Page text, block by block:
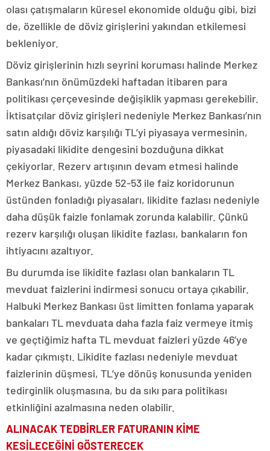
olası çatışmaların küresel ekonomide olduğu gibi, bizi
de, özellikle de döviz girişlerini yakından etkilemesi
bekleniyor.
Döviz girişlerinin hızlı seyrini koruması halinde Merkez
Bankası’nın önümüzdeki haftadan itibaren para
politikası çerçevesinde değişiklik yapması gerekebilir.
İktisatçılar döviz girişleri nedeniyle Merkez Bankası’nın
satın aldığı döviz karşılığı TL’yi piyasaya vermesinin,
piyasadaki likidite dengesini bozduğuna dikkat
çekiyorlar. Rezerv artışının devam etmesi halinde
Merkez Bankası, yüzde 52-53 ile faiz koridorunun
üstünden fonladığı piyasaları, likidite fazlası nedeniyle
daha düşük faizle fonlamak zorunda kalabilir. Çünkü
rezerv karşılığı oluşan likidite fazlası, bankaların fon
ihtiyacını azaltıyor.
Bu durumda ise likidite fazlası olan bankaların TL
mevduat faizlerini indirmesi sonucu ortaya çıkabilir.
Halbuki Merkez Bankası üst limitten fonlama yaparak
bankaları TL mevduata daha fazla faiz vermeye itmiş
ve geçtiğimiz hafta TL mevduat faizleri yüzde 46’ye
kadar çıkmıştı. Likidite fazlası nedeniyle mevduat
faizlerinin düşmesi, TL’ye dönüş konusunda yeniden
tedirginlik oluşmasına, bu da sıkı para politikası
etkinliğini azalmasına neden olabilir.
ALINACAK TEDBİRLER FATURANIN KİME
KESİLECEĞİNİ GÖSTERECEK